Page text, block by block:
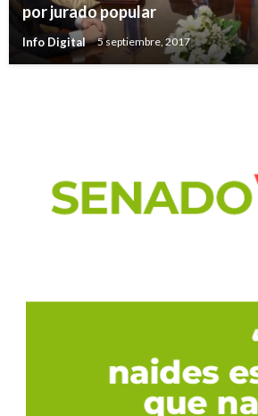
por jurado popular
Info Digital 5 septiembre, 2017